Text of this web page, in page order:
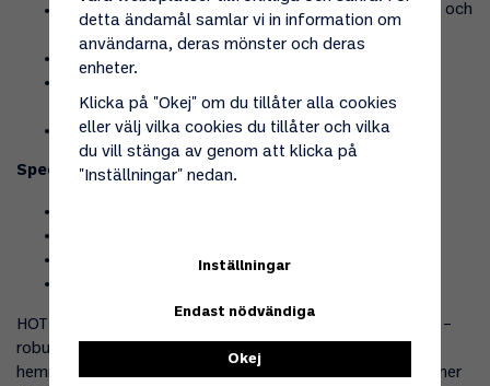
1,5 mm tjockt kolstål för utmärkt värmefördelning och
hållbarhet
Bambuhandtag som håller sig svalt
Double)
Utvecklar en naturlig non-stick-patina över tid
Specifikationer
HOT WOK Wokpanna 35 cm är hjärtat i HOT WOK-serien –
robust, effektiv och byggd för att ge restaurangkänsla
hemma eller på uteplatsen. En panna som blir bättre ju mer
detta ändamål samlar vi in information om
användarna, deras mönster och deras
enheter.
Klicka på "Okej" om du tillåter alla cookies
eller välj vilka cookies du tillåter och vilka
du vill stänga av genom att klicka på
"Inställningar" nedan.
Inställningar
Endast nödvändiga
Okej